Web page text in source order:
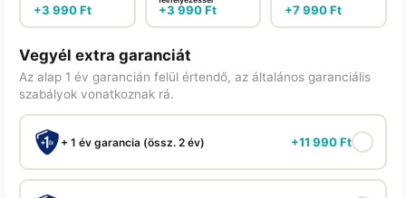
+3 990Ft +3 990Ft +7 990Ft
Vegyél extra garanciát
Az alap 1 év garancián felül értendő, az általános garanciális
szabályok vonatkoznak rá.
+ 1 év garancia (össz. 2 év) +11 990Ft